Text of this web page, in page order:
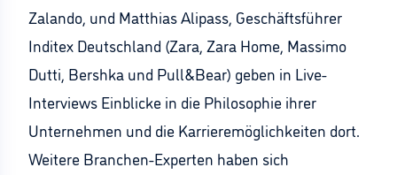
Zalando, und Matthias Alipass, Geschäftsführer
Inditex Deutschland (Zara, Zara Home, Massimo
Dutti, Bershka und Pull&Bear) geben in Live-
Interviews Einblicke in die Philosophie ihrer
Unternehmen und die Karrieremöglichkeiten dort.
Weitere Branchen-Experten haben sich